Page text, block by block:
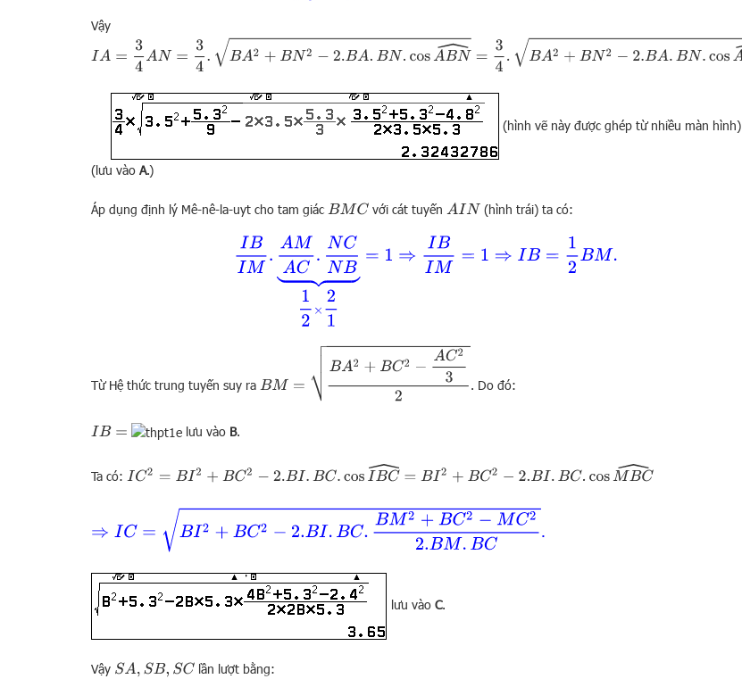
Vậy
N= +B −2.BA.BN.cosABN^=34.BA2+BN2−2.BA.BN.cos C^
(hình vẽ này được ghép từ nhiều màn hình)
(lưu vào A.)
Áp dụng định lý Mê-nê-la-uyt cho tam giác BMC với cát tuyến AIN (hình trái) ta có:
BIM.AM AC.NC 1=1 M
Từ Hệ thức trung tuyến suy ra
BC2−AC232
. Do đó:
IB= lưu vào B.
Ta có: IC2= +BC2 −2. BI.BC cosIB C^= BI2+ C2− 2.BI.B cosMB ^
C2 M.B C
.
lưu vào C.
Vậy SA,SB,SC lần lượt bằng: